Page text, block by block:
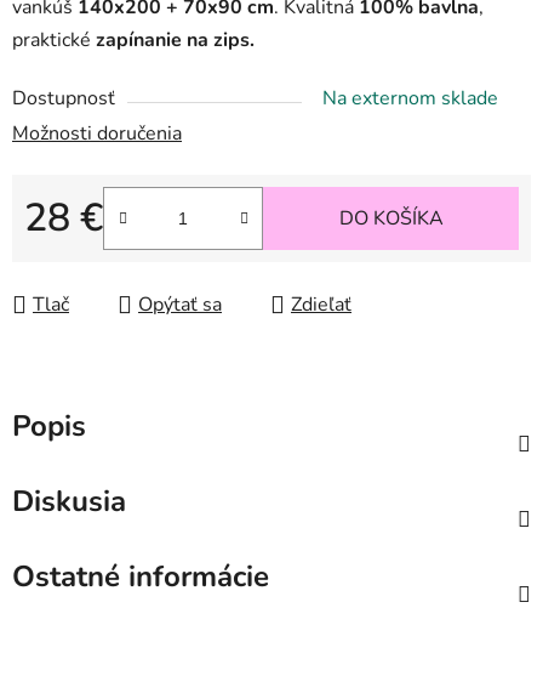
vankúš 140x200 + 70x90 cm. Kvalitná 100% bavlna,
praktické zapínanie na zips.
Dostupnosť
Na externom sklade
Možnosti doručenia
28 €
Jednotková cena:
DO KOŠÍKA
Tlač Opýtať sa Zdieľať
Popis
Diskusia
Ostatné informácie